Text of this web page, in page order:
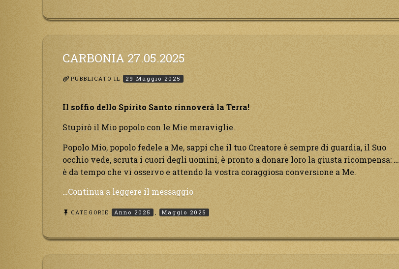
se
fretta
al
Dio
CARBONIA 27.05.2025
PUBBLICATO IL 29 Maggio 2025
Il soffio dello Spirito Santo rinnoverà la Terra!
Stupirò il Mio popolo con le Mie meraviglie.
Popolo Mio, popolo fedele a Me, sappi che il tuo Creatore è sempre di guardia, il Suo
occhio vede, scruta i cuori degli uomini, è pronto a donare loro la giusta ricompensa: …
è da tempo che vi osservo e attendo la vostra coraggiosa conversione a Me.
…Continua a leggere il messaggio“Carbonia
CATEGORIE Anno 2025 Maggio 2025